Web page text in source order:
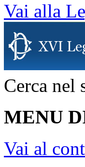
Vai alla
Cerca nel
MENU
Vai al